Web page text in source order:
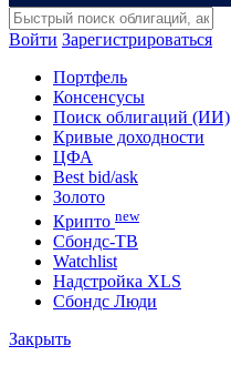
Войти Зарегистрироваться
Портфель
Консенсусы
Поиск облигаций (ИИ)
Кривые доходности
ЦФА
Best bid/ask
Золото
Крипто new
Сбондс-ТВ
Watchlist
Надстройка XLS
Сбондс Люди
Закрыть